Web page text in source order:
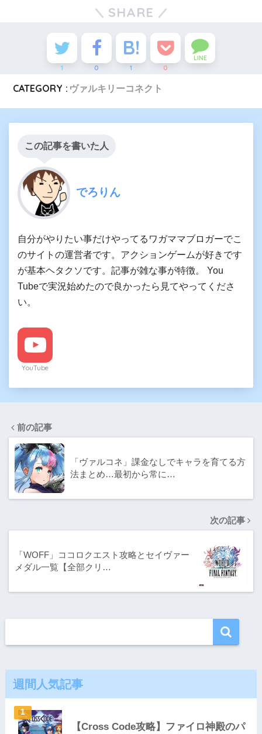
SHARE
1 0 1 0
LINE
CATEGORY : ヴァルキリーコネクト
この記事を書いた人
でろりん
自分がやりたい事だけやってるワガママブロガーでこ
のサイトの運営者です。アクションゲームが好きです
が基本ヘタクソです。記事が雑な事が特徴。 You
Tubeで実況始めたので良かったら見てやってくださ
い。
YouTube
前の記事
「ヴァルコネ」課金なしでキャラを育てる方
法まとめ…最初から常に…
次の記事
「WOFF」ココロクエスト攻略とセイヴァー
メダル一覧【全部クリ…
週間人気記事
【Cross Code攻略】ファイロ神殿のパ